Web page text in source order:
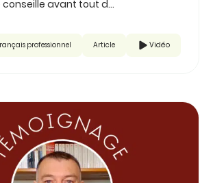
conseille avant tout d...
professionnel Article Vidéo